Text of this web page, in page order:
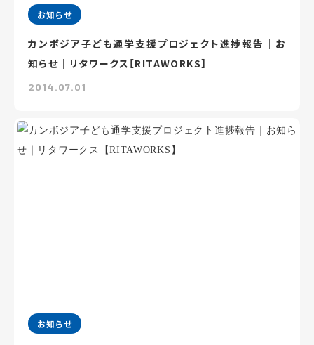
お知らせ
カンボジア子ども通学支援プロジェクト進捗報告｜お
知らせ｜リタワークス【RITAWORKS】
2014.07.01
お知らせ